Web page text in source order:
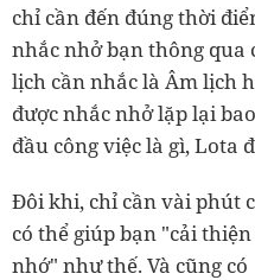
chỉ cần đến đúng thời
nhắc nhở bạn thông qua
lịch cần nhắc là Âm lịch
được nhắc nhở lặp lại
đầu công việc là gì, Lota
Đôi khi, chỉ cần vài phút
có thể giúp bạn "cải
nhớ" như thế. Và cũng có